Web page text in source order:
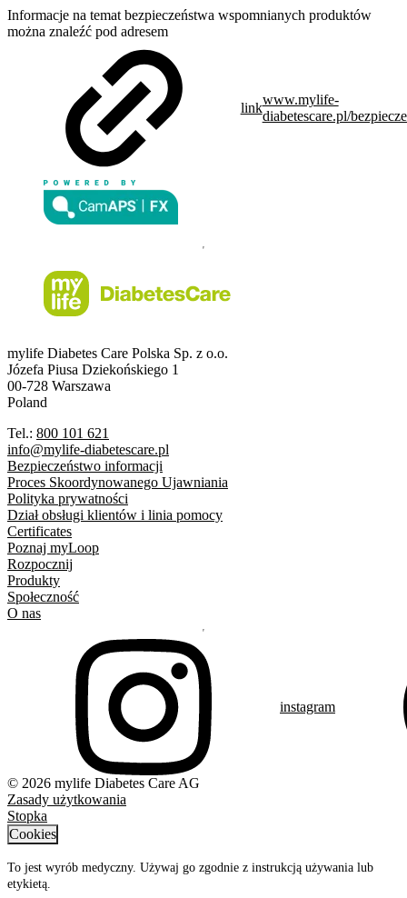
Informacje na temat bezpieczeństwa wspomnianych produktów
można znaleźć pod adresem
link
www.mylife-
diabetescare.pl/
mylife Diabetes Care Polska Sp. z o.o.
Józefa Piusa Dziekońskiego 1
00-728 Warszawa
Poland
Tel.: 800 101 621
info@mylife-diabetescare.pl
Bezpieczeństwo informacji
Proces Skoordynowanego Ujawniania
Polityka prywatności
Dział obsługi klientów i linia pomocy
Certificates
Poznaj myLoop
Rozpocznij
Produkty
Społeczność
O nas
instagram
© 2026 mylife Diabetes Care AG
Zasady użytkowania
Stopka
Cookies
To jest wyrób medyczny. Używaj go zgodnie z instrukcją używania lub
etykietą.